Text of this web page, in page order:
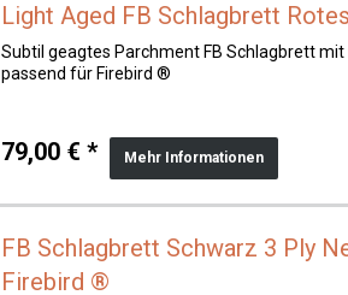
Light Aged FB Schlagbrett
Subtil geagtes Parchment FB Schlagbrett
passend für Firebird ®
79,00 € * Mehr Informationen
FB Schlagbrett Schwarz 3 Ply
Firebird ®